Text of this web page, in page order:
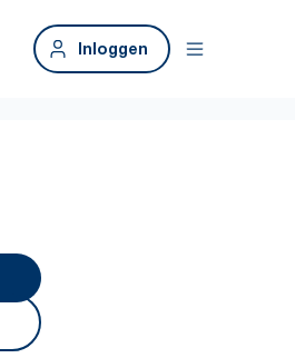
Inloggen